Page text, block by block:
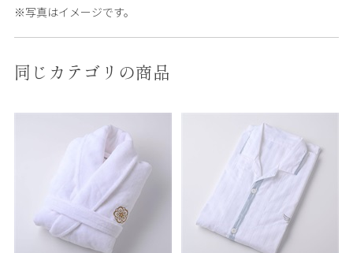
※写真はイメージです。
同じカテゴリの商品